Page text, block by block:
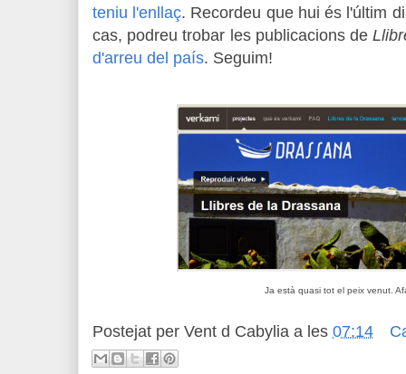
teniu l'enllaç. Recordeu que hui és l'últim
cas, podreu trobar les publicacions de
d'arreu del país. Seguim!
Ja està quasi tot el peix venut.
Postejat per Vent d Cabylia a les 07:14